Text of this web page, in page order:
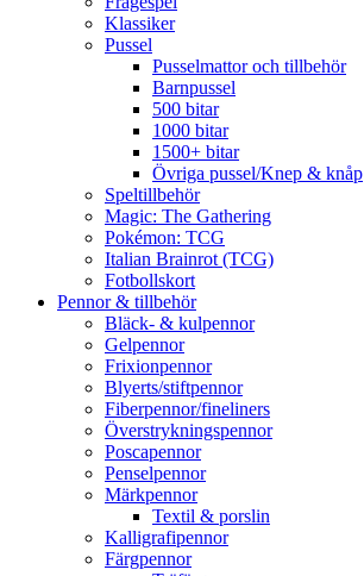
Klassiker
Pussel
Pusselmattor och tillbehör
Barnpussel
500 bitar
1000 bitar
1500+ bitar
Övriga pussel/Knep & knåp
Speltillbehör
Magic: The Gathering
Pokémon: TCG
Italian Brainrot (TCG)
Fotbollskort
Pennor & tillbehör
Bläck- & kulpennor
Gelpennor
Frixionpennor
Blyerts/stiftpennor
Fiberpennor/fineliners
Överstrykningspennor
Poscapennor
Penselpennor
Märkpennor
Textil & porslin
Kalligrafipennor
Färgpennor